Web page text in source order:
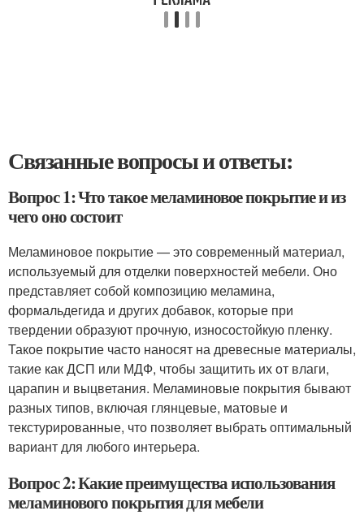
Связанные вопросы и ответы:
Вопрос 1: Что такое меламиновое покрытие и из
чего оно состоит
Меламиновое покрытие — это современный материал,
используемый для отделки поверхностей мебели. Оно
представляет собой композицию меламина,
формальдегида и других добавок, которые при
твердении образуют прочную, износостойкую пленку.
Такое покрытие часто наносят на древесные материалы,
такие как ДСП или МДФ, чтобы защитить их от влаги,
царапин и выцветания. Меламиновые покрытия бывают
разных типов, включая глянцевые, матовые и
текстурированные, что позволяет выбрать оптимальный
вариант для любого интерьера.
Вопрос 2: Какие преимущества использования
меламинового покрытия для мебели